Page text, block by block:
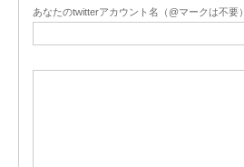
あなたのtwitterアカウント名（@マークは不要）